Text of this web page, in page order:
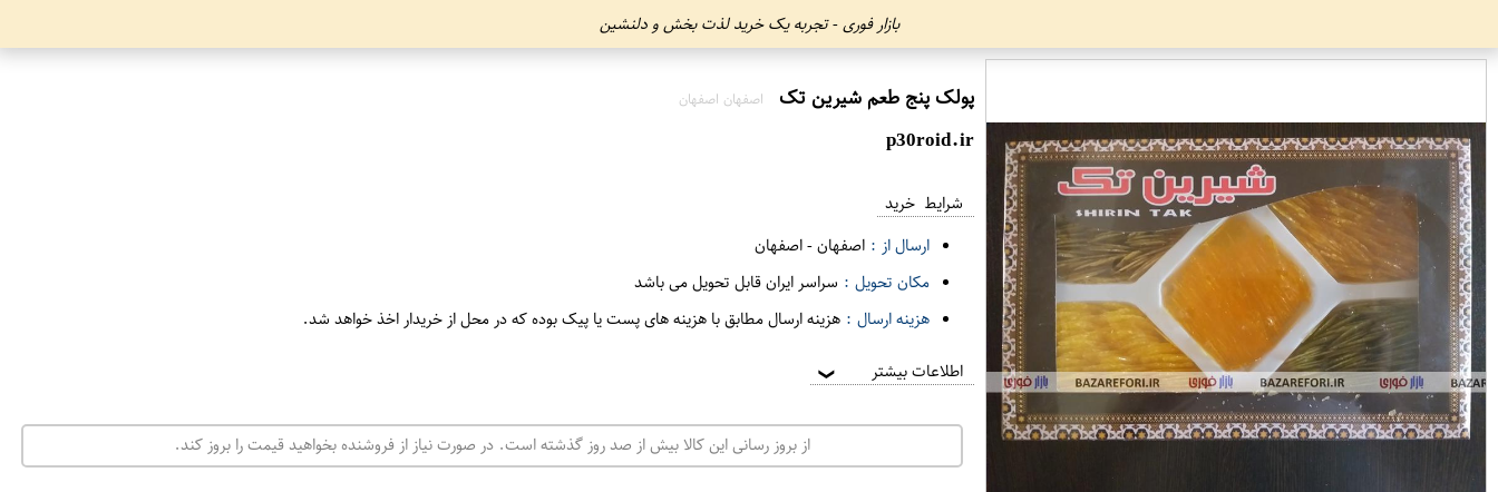
بازار فوری - تجربه یک خرید لذت بخش و دلنشین
پولک پنج طعم شیرین تک اصفهان اصفهان
p30roid.ir
شرایط خرید
ارسال از : اصفهان-اصفهان
مکان تحویل : سراسر ایران قابل تحویل می باشد
هزینه ارسال : هزینه ارسال مطابق با هزینه های پست یا پیک بوده که در محل از خریدار اخذ خواهد شد.
اطلاعات بیشتر ❯
از بروز رسانی این کالا بیش از صد روز گذشته است. در صورت نیاز از فروشنده بخواهید قیمت را بروز کند.